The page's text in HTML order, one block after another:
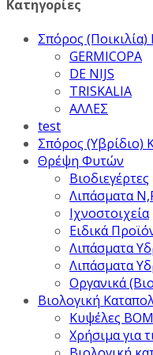
Κατηγορίες
Σπόρος (Ποικιλία)
GERMICOPA
DE NIJS
TRISKALIA
ΑΛΛΕΣ
test
Σπόρος (Υβρίδιο)
Θρέψη Φυτών
Βιοδιεγέρτες
Λιπάσματα
Ιχνοστοιχεία
Ειδικά
Λιπάσματα
Λιπάσματα
Οργανικά
Βιολογική
Κυψέλες
Χρήσιμα για